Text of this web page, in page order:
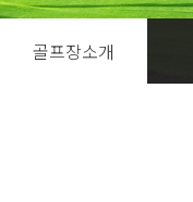
골프장소개